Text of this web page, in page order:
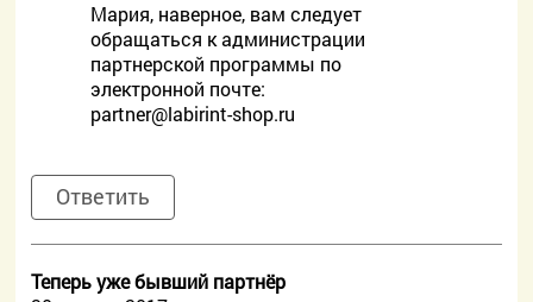
Мария, наверное, вам следует
обращаться к администрации
партнерской программы по
электронной почте:
partner@labirint-shop.ru
Ответить
Теперь уже бывший партнёр